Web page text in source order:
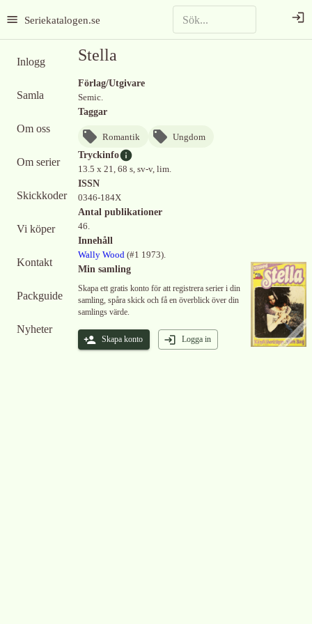
Seriekatalogen.se
Inlogg
Samla
Om oss
Om serier
Skickkoder
Vi köper
Kontakt
Packguide
Nyheter
Stella
Förlag/Utgivare
Semic.
Taggar
Romantik
Ungdom
Tryckinfo
13.5 x 21, 68 s, sv-v, lim.
ISSN
0346-184X
Antal publikationer
46.
Innehåll
Wally Wood (#1 1973).
Min samling
Skapa ett gratis konto för att registrera serier i din
samling, spåra skick och få en överblick över din
samlings värde.
Skapa konto Logga in